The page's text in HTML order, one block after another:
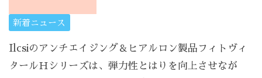
新着ニュース
Ilcsiのアンチエイジング＆ヒアルロン製品フィトヴィ
タールＨシリーズは、弾力性とはりを向上させなが